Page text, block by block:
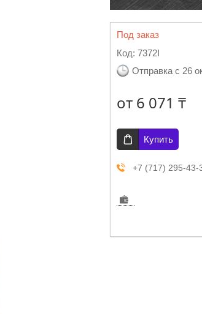
Под заказ
Код: 7372I
Отправка с 26
от 6 071 ₸
Купить
+7 (717) 295-43-